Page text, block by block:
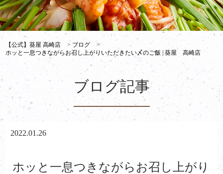
【公式】葵屋 高崎店 > ブログ
>
ホッと一息つきながらお召し上がりいただきたい〆のご飯 | 葵屋 高崎店
ブログ記事
2022.01.26
ホッと一息つきながらお召し上がり